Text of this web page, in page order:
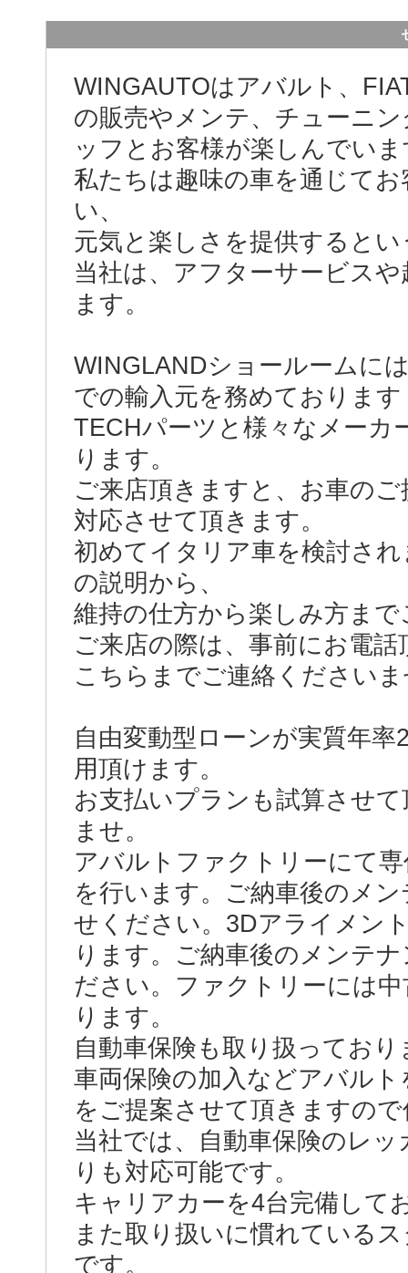
WINGAUTOはアバルト、
の販売やメンテ、チューニ
ッフとお客様が楽しんでい
私たちは趣味の車を通じて
い、
元気と楽しさを提供すると
当社は、アフターサービス
ます。
WINGLANDショールームに
での輸入元を務めておりま
TECHパーツと様々なメーカ
ります。
ご来店頂きますと、お車の
対応させて頂きます。
初めてイタリア車を検討さ
の説明から、
維持の仕方から楽しみ方ま
ご来店の際は、事前にお電
こちらまでご連絡ください
自由変動型ローンが実質年
用頂けます。
お支払いプランも試算させ
ませ。
アバルトファクトリーにて
を行います。ご納車後のメ
せください。3Dアライメン
ります。ご納車後のメンテ
ださい。ファクトリーには
ります。
自動車保険も取り扱っており
車両保険の加入などアバル
をご提案させて頂きますの
当社では、自動車保険のレ
りも対応可能です。
キャリアカーを4台完備して
また取り扱いに慣れている
です。